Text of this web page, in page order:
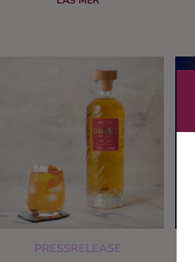
PRESSRELEASE